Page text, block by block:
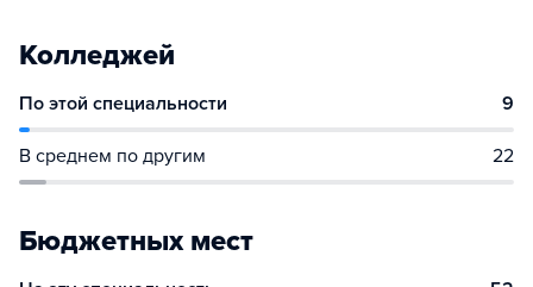
Колледжей
По этой специальности 9
В среднем по другим 22
Бюджетных мест